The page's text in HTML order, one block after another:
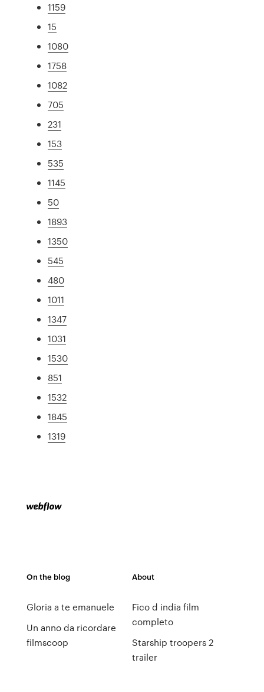
1159
15
1080
1758
1082
705
231
153
535
1145
50
1893
1350
545
480
1011
1347
1031
1530
851
1532
1845
1319
On the blog
Gloria a te emanuele
Un anno da ricordare
filmscoop
About
Fico d india film
completo
Starship troopers 2
trailer